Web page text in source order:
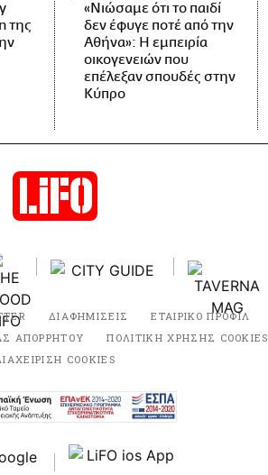
της
«Νιώσαμε ότι το παιδί
δεν έφυγε ποτέ από την
Αθήνα»: Η εμπειρία
οικογενειών που
επέλεξαν σπουδές στην
Κύπρο
ΔΙΑΦΗΜΙΣΕΙΣ ΕΤΑΙΡΙΚΟ ΠΡΟΦΙΛ
ΑΠΟΡΡΗΤΟΥ
ΠΟΛΙΤΙΚΗ ΧΡΗΣΗΣ COOKIES
COOKIES